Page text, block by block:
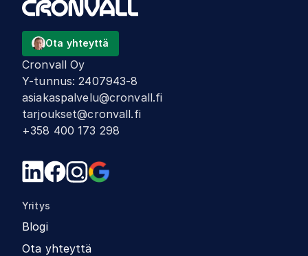
Ota yhteyttä
Cronvall Oy
Y-tunnus:2407943-8
asiakaspalvelu@cronvall.fi
tarjoukset@cronvall.fi
+358 400 173 298
Yritys
Blogi
Ota yhteyttä